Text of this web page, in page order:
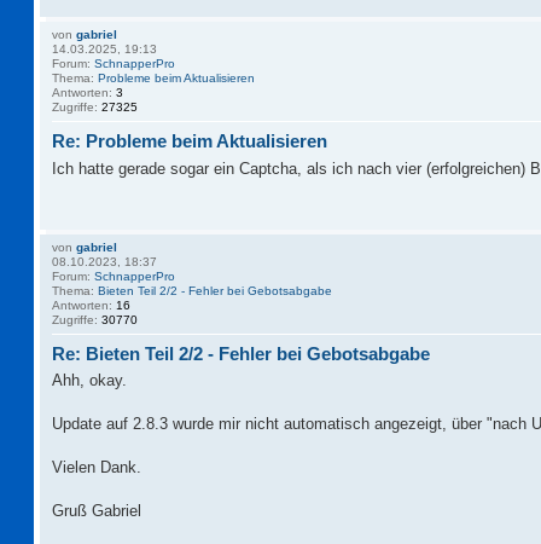
von gabriel
14.03.2025, 19:13
Forum: SchnapperPro
Thema: Probleme beim Aktualisieren
Antworten: 3
Zugriffe: 27325
Re: Probleme beim Aktualisieren
Ich hatte gerade sogar ein Captcha, als ich nach vier (erfolgreichen)
von gabriel
08.10.2023, 18:37
Forum: SchnapperPro
Thema: Bieten Teil 2/2 - Fehler bei Gebotsabgabe
Antworten: 16
Zugriffe: 30770
Re: Bieten Teil 2/2 - Fehler bei Gebotsabgabe
Ahh, okay.
Update auf 2.8.3 wurde mir nicht automatisch angezeigt, über "nach
Vielen Dank.
Gruß Gabriel